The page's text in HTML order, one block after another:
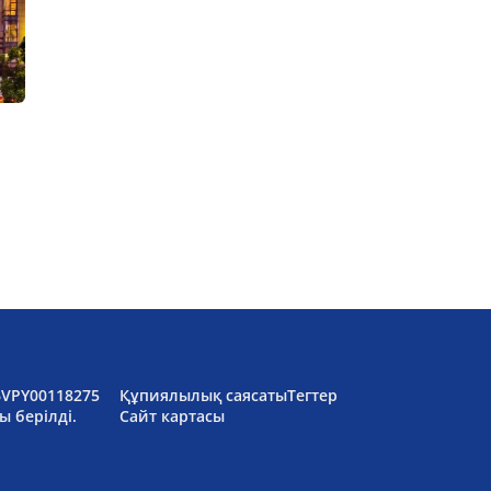
берілді.
Құпиялылық саясатыТегтер
Сайт картасы